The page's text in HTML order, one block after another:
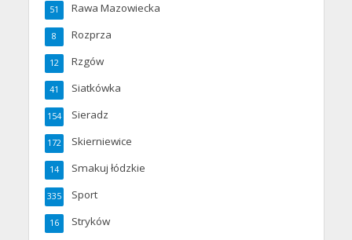
Rawa Mazowiecka
51
Rozprza
8
Rzgów
12
Siatkówka
41
Sieradz
154
Skierniewice
172
Smakuj łódzkie
14
Sport
335
Stryków
16